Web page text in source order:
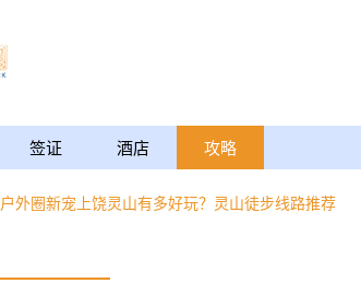
签证 酒店 攻略
户外圈新宠上饶灵山有多好玩？灵山徒步线路推荐